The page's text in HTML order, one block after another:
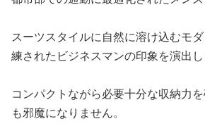
スーツスタイルに自然に溶け込むモ
練されたビジネスマンの印象を演出し
コンパクトながら必要十分な収納力
も邪魔になりません。